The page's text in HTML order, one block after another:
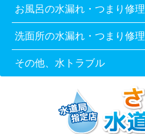
お風呂の水漏れ・つまり修理
洗面所の水漏れ・つまり修理
その他、水トラブル